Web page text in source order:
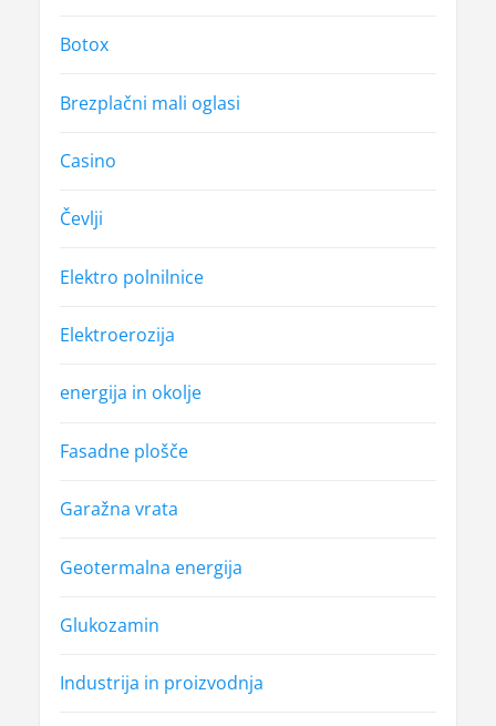
Botox
Brezplačni mali oglasi
Casino
Čevlji
Elektro polnilnice
Elektroerozija
energija in okolje
Fasadne plošče
Garažna vrata
Geotermalna energija
Glukozamin
Industrija in proizvodnja